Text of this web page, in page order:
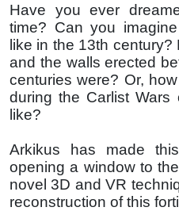
Have you ever
time? Can you
like in the 13th
and the walls erected
centuries were? Or,
during the Carlist
like?
Arkikus has made
opening a window to
novel 3D and VR
reconstruction of this